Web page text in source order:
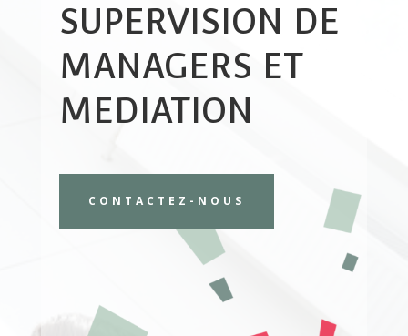
SUPERVISION DE
MANAGERS ET
MEDIATION
CONTACTEZ-NOUS